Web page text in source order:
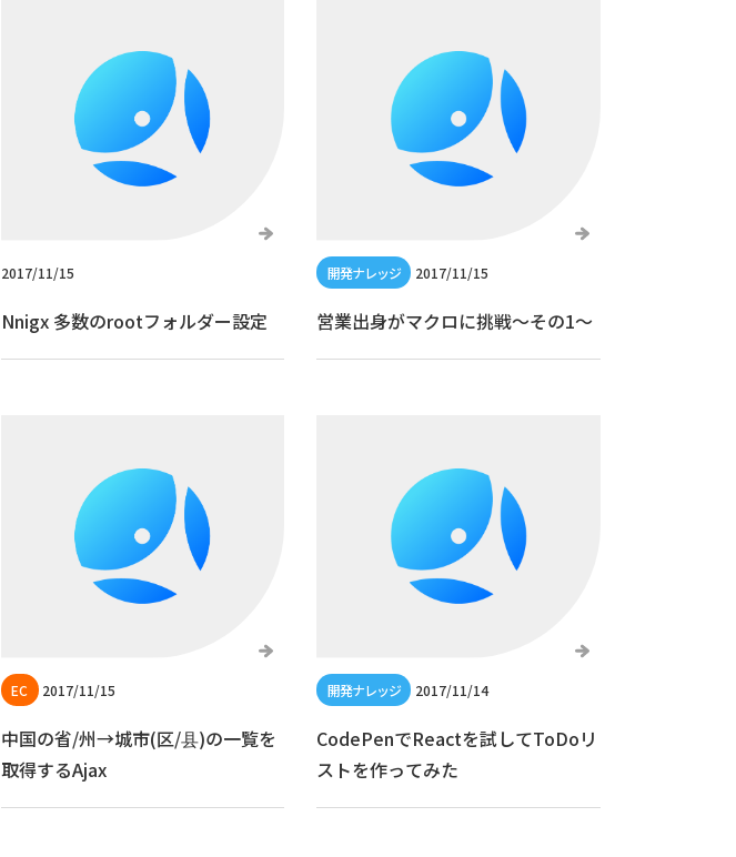
2017/11/15
Nnigx 多数のrootフォルダー設定
2017/11/15
営業出身がマクロに挑戦〜その1〜
2017/11/15
中国の省/州→城市(区/县)の一覧を
取得するAjax
2017/11/14
CodePenでReactを試してToDoリ
ストを作ってみた